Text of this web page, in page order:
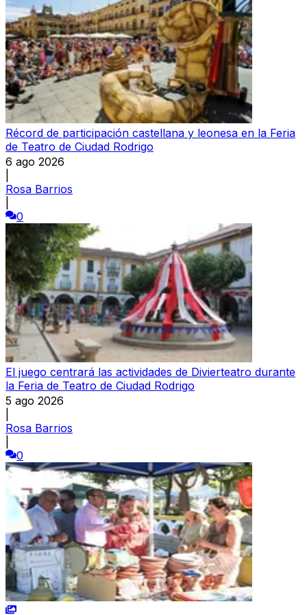
Récord de participación castellana y leonesa en la Feria
de Teatro de Ciudad Rodrigo
6 ago 2026
Rosa Barrios
0
El juego centrará las actividades de Divierteatro durante
la Feria de Teatro de Ciudad Rodrigo
5 ago 2026
Rosa Barrios
0